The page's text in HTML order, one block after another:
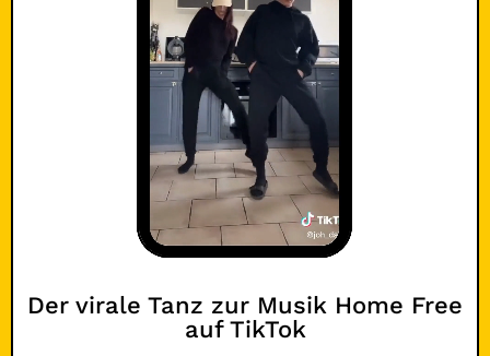
Der virale Tanz zur Musik Home Free
auf TikTok